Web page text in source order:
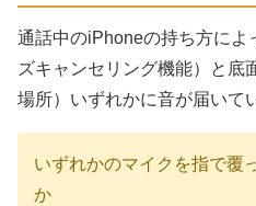
通話中のiPhoneの持ち方によ
ズキャンセリング機能）と底
場所）いずれかに音が届いて
いずれかのマイクを指で覆
か